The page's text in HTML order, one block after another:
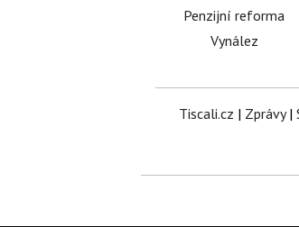
Penzijní reforma
Vynález
Tiscali.cz | Zprávy|